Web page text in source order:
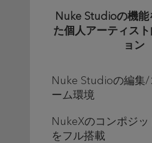
Nuke Studioの機能
た個人アーティス
ョン
Nuke Studioの編集/
ーム環境
NukeXのコンポジ
をフル搭載